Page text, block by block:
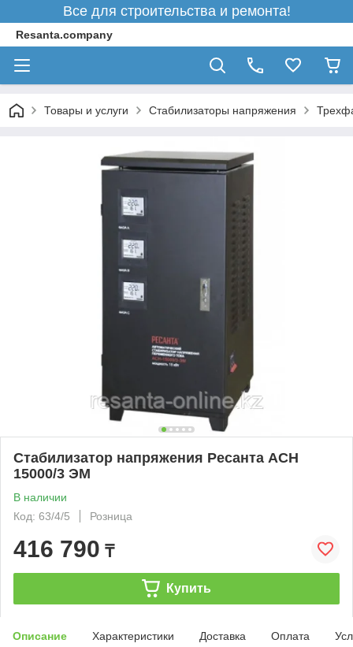
Все для строительства и ремонта!
Resanta.company
Товары и услуги Стабилизаторы напряжения
Стабилизатор напряжения Ресанта АСН
15000/3 ЭМ
В наличии
Код: 63/4/5
Розница
416 790 ₸
Купить
Описание Характеристики Доставка Оплата